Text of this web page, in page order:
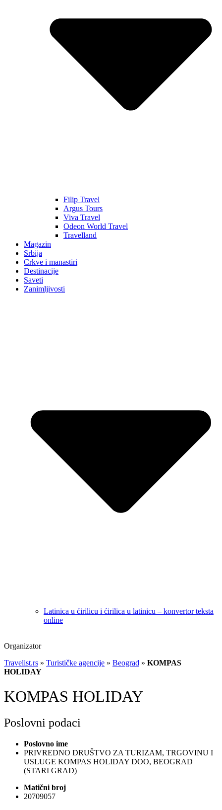
Filip Travel
Argus Tours
Viva Travel
Odeon World Travel
Travelland
Magazin
Srbija
Crkve i manastiri
Destinacije
Saveti
Zanimljivosti
Latinica u ćirilicu i ćirilica u latinicu – konvertor teksta
online
Organizator
Travelist.rs » Turističke agencije » Beograd » KOMPAS
HOLIDAY
KOMPAS HOLIDAY
Poslovni podaci
Poslovno ime
PRIVREDNO DRUŠTVO ZA TURIZAM, TRGOVINU I
USLUGE KOMPAS HOLIDAY DOO, BEOGRAD
(STARI GRAD)
Matični broj
20709057